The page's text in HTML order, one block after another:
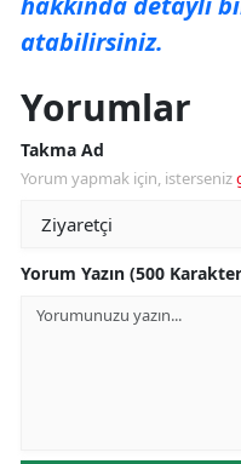
atabilirsiniz.
Yorumlar
Takma Ad
Yorum yapmak için, isterseniz
Yorum Yazın (500